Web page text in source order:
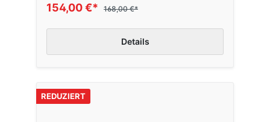
154,00 €* 168,00 €*
Details
REDUZIERT